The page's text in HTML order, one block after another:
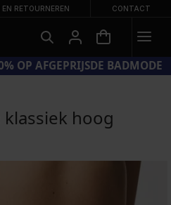
EN RETOURNEREN CONTACT
OP AFGEPRIJSDE BADMODE
klassiek hoog